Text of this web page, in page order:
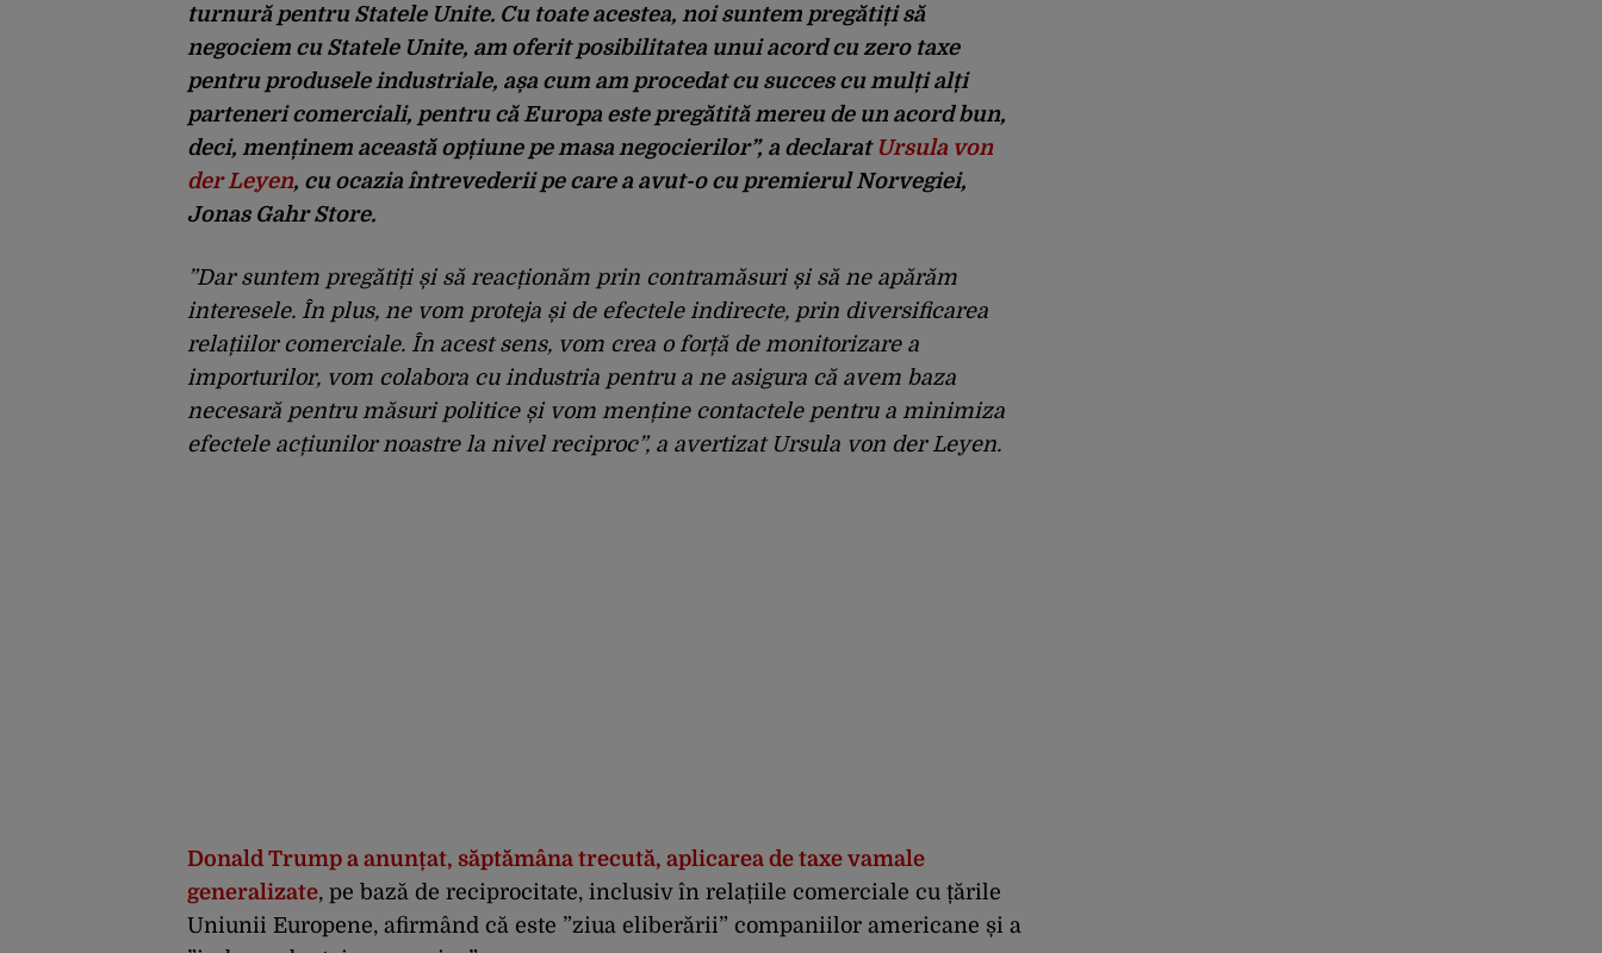
turnură pentru Statele Unite. Cu toate acestea, noi suntem pregătiți să
negociem cu Statele Unite, am oferit posibilitatea unui acord cu zero taxe
pentru produsele industriale, așa cum am procedat cu succes cu mulți alți
parteneri comerciali, pentru că Europa este pregătită mereu de un acord bun,
deci, menținem această opțiune pe masa negocierilor”, a declarat Ursula von
der Leyen, cu ocazia întrevederii pe care a avut-o cu premierul Norvegiei,
Jonas Gahr Store.
”Dar suntem pregătiți și să reacționăm prin contramăsuri și să ne apărăm
interesele. În plus, ne vom proteja și de efectele indirecte, prin diversificarea
relațiilor comerciale. În acest sens, vom crea o forță de monitorizare a
importurilor, vom colabora cu industria pentru a ne asigura că avem baza
necesară pentru măsuri politice și vom menține contactele pentru a minimiza
efectele acțiunilor noastre la nivel reciproc”, a avertizat Ursula von der Leyen.
Donald Trump a anunțat, săptămâna trecută, aplicarea de taxe vamale
generalizate, pe bază de reciprocitate, inclusiv în relațiile comerciale cu țările
Uniunii Europene, afirmând că este ”ziua eliberării” companiilor americane și a